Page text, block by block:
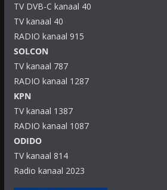
TV DVB-C kanaal 40
TV kanaal 40
RADIO kanaal 915
SOLCON
TV kanaal 787
RADIO kanaal 1287
KPN
TV kanaal 1387
RADIO kanaal 1087
ODIDO
TV kanaal 814
Radio kanaal 2023